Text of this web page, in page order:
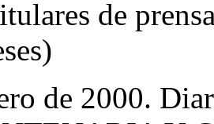
de
de 2000.